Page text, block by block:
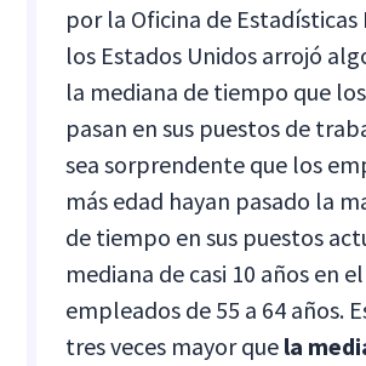
por la Oficina de
los Estados Unidos arrojó
la mediana de tiempo que
pasan en sus puestos de
sea sorprendente que los
más edad hayan pasado la
de tiempo en sus puestos
mediana de casi 10 años en
empleados de 55 a 64 años.
tres veces mayor que la